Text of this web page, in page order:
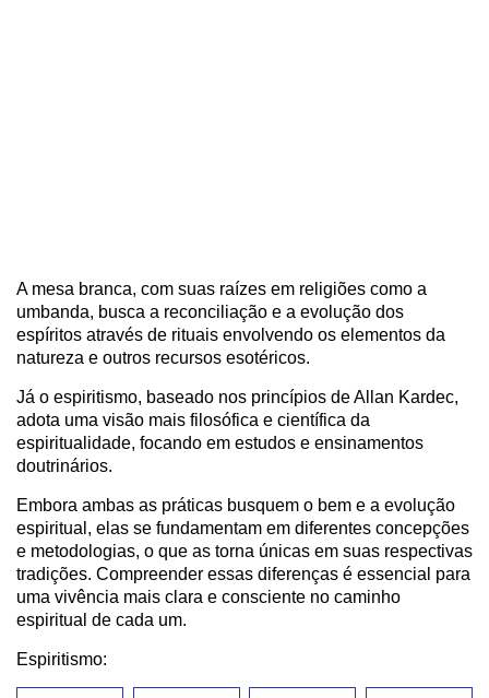
A mesa branca, com suas raízes em religiões como a
umbanda, busca a reconciliação e a evolução dos
espíritos através de rituais envolvendo os elementos da
natureza e outros recursos esotéricos.
Já o espiritismo, baseado nos princípios de Allan Kardec,
adota uma visão mais filosófica e científica da
espiritualidade, focando em estudos e ensinamentos
doutrinários.
Embora ambas as práticas busquem o bem e a evolução
espiritual, elas se fundamentam em diferentes concepções
e metodologias, o que as torna únicas em suas respectivas
tradições. Compreender essas diferenças é essencial para
uma vivência mais clara e consciente no caminho
espiritual de cada um.
Espiritismo: